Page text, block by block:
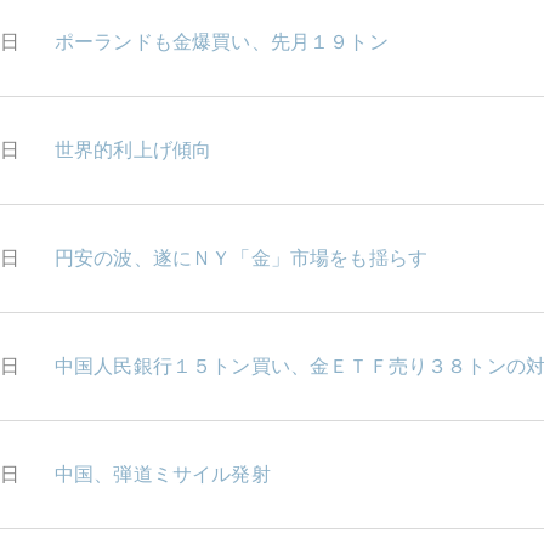
ポーランドも金爆買い、先月１９トン
世界的利上げ傾向
円安の波、遂にＮＹ「金」市場をも揺らす
中国人民銀行１５トン買い、金ＥＴＦ売り３８トンの
中国、弾道ミサイル発射